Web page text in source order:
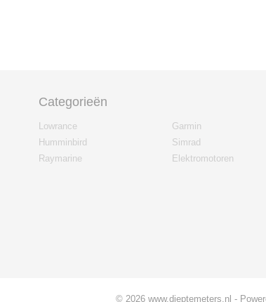
Categorieën
Lowrance
Humminbird
Raymarine
Garmin
Simrad
Elektromotoren
© 2026 www.dieptemeters.nl -